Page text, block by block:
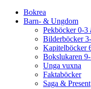
Bokrea
Barn- & Ungdom
Pekböcker 0-3
Bilderböcker
Kapitelböcker
Bokslukaren
Unga vuxna
Faktaböcker
Saga & Present